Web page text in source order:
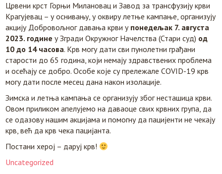
Црвени крст Горњи Милановац и Завод за трансфузију крви
Крагујевац – у оснивању, у оквиру летње кампање, организују
акцију Добровољног давања крви у понедељак 7. августа
2023. године у Згради Окружног Начелства (Стари суд) од
10 до 14 часова. Крв могу дати сви пунолетни грађани
старости до 65 година, који немају здравствених проблема
и осећају се добро. Особе које су прележале COVID-19 крв
могу дати после месец дана након изолације.
Зимска и летња кампања се организују због несташица крви.
Овом приликом апелујемо на даваоце свих крвних група, да
се одазову нашим акцијама и помогну да пацијенти не чекају
крв, већ да крв чека пацијанта.
Постани херој – даруj крв!
Uncategorized